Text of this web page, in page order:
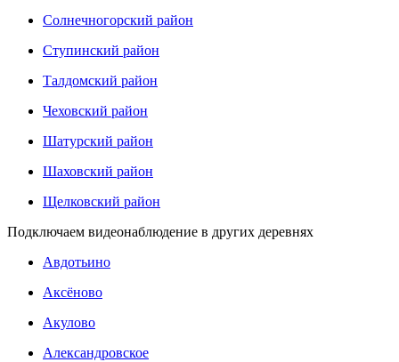
Солнечногорский район
Ступинский район
Талдомский район
Чеховский район
Шатурский район
Шаховский район
Щелковский район
Подключаем видеонаблюдение в других деревнях
Авдотьино
Аксёново
Акулово
Александровское